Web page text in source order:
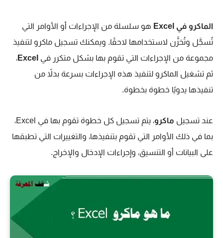
الماكرو في Excel
هو سلسلة من الإجراءات أو الأوامر التي
تُسجَّل وتُخزَّن لاستخدامها لاحقًا. ويمكنك تسجيل ماكرو لتنفيذ
مجموعة من الإجراءات التي تقوم بها بشكل متكرر في Excel،
ثم تشغيل الماكرو لتنفيذ هذه الإجراءات بسرعة بدلاً من
تنفيذها يدويًا خطوة بخطوة.
عند تسجيل ماكرو
، يتم تسجيل كل خطوة تقوم بها في Excel،
بما في ذلك الأوامر التي تقوم بتنفيذها، والتغييرات التي تطبقها
على البيانات أو التنسيق، وإجراءات الإدخال والإخراج.